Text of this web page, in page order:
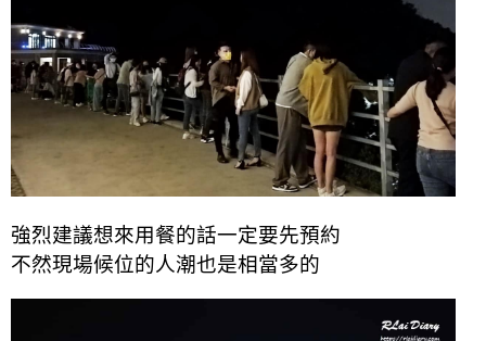
強烈建議想來用餐的話一定要先預約
不然現場候位的人潮也是相當多的